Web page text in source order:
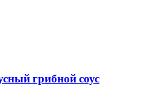
грибной соус